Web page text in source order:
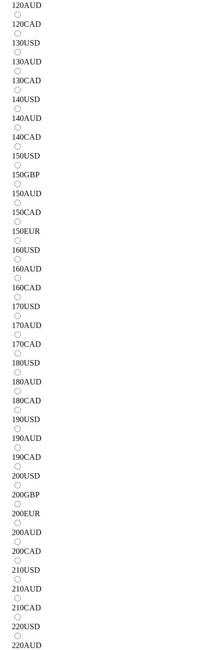
120AUD
120CAD
130USD
130AUD
130CAD
140USD
140AUD
140CAD
150USD
150GBP
150AUD
150CAD
150EUR
160USD
160AUD
160CAD
170USD
170AUD
170CAD
180USD
180AUD
180CAD
190USD
190AUD
190CAD
200USD
200GBP
200EUR
200AUD
200CAD
210USD
210AUD
210CAD
220USD
220AUD